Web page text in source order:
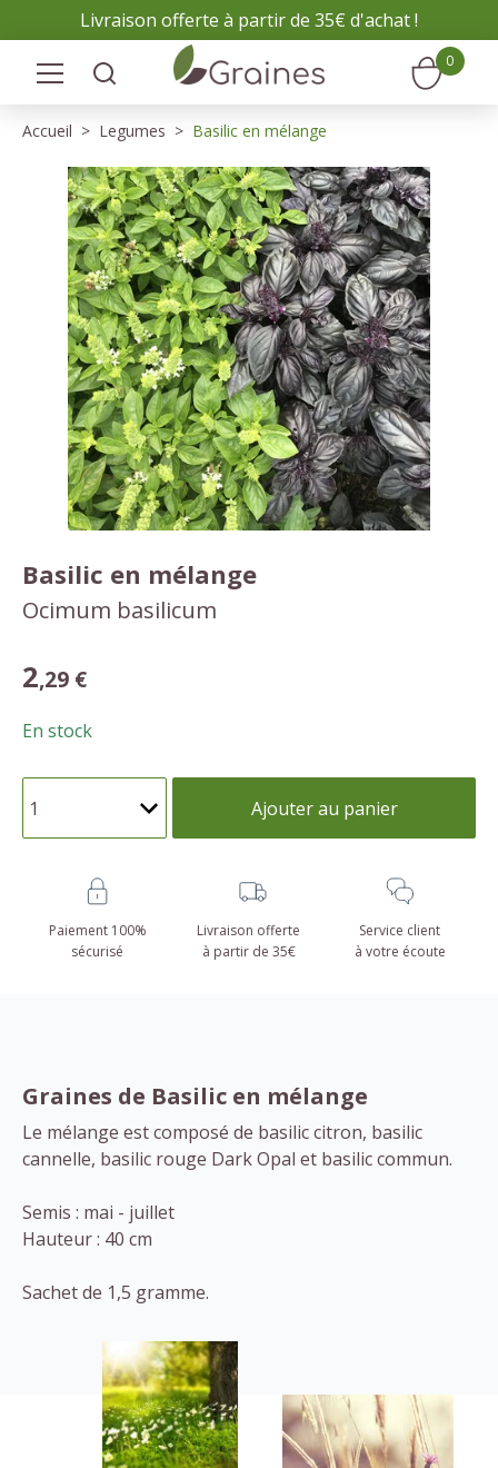
Livraison offerte à partir de 35€ d'achat !
0
Accueil Legumes Basilic en mélange
Basilic en mélange
Ocimum basilicum
2,29 €
En stock
Ajouter au panier
Paiement 100%
sécurisé
Livraison offerte
à partir de 35€
Service client
à votre écoute
Graines de Basilic en mélange
Le mélange est composé de basilic citron, basilic
cannelle, basilic rouge Dark Opal et basilic commun.
Semis : mai - juillet
Hauteur : 40 cm
Sachet de 1,5 gramme.
Panneau de gestion des cookies